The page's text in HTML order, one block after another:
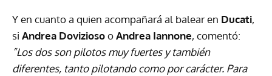
Y en cuanto a quien acompañará al balear en Ducati,
si Andrea DoviziosooAndrea Iannone, comentó:
”Los dos son pilotos muy fuertes y también
diferentes, tanto pilotando como por carácter. Para